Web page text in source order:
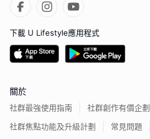
下載 U Lifestyle應用程式
關於
社群最強使用指南
社群創作有價企劃
社群焦點功能及升級計劃
常見問題